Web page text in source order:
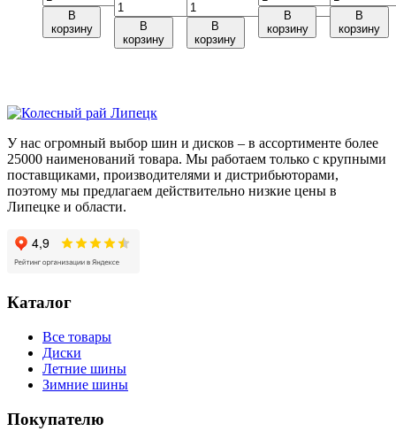
товара
Tech
Line
DIA57,1
В
корзину
Количество
товара
iFree
Moskva
6,5*16/5*114,3
DIA60,1
В
корзину
Количество
товара
iFree
Хафпайп
DIA98
В
корзину
товара
СКАД
Аллигатор
В
корзину
товара
СКАД
Тулон
В
корзину
У нас огромный выбор шин и дисков – в ассортименте более
25000 наименований товара. Мы работаем только с крупными
поставщиками, производителями и дистрибьюторами,
поэтому мы предлагаем действительно низкие цены в
Липецке и области.
Каталог
Все товары
Диски
Летние шины
Зимние шины
Покупателю